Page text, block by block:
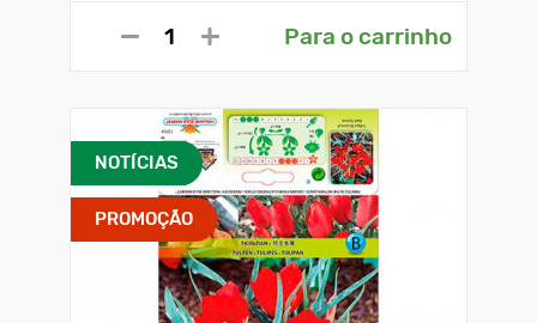
Para o carrinho
NOTÍCIAS
PROMOÇÃO